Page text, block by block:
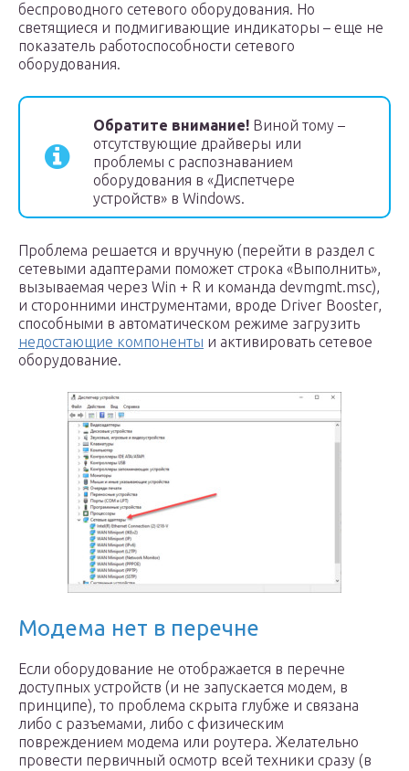
беспроводного сетевого оборудования. Но
светящиеся и подмигивающие индикаторы – еще не
показатель работоспособности сетевого
оборудования.
Обратите внимание! Виной тому –
отсутствующие драйверы или
проблемы с распознаванием
оборудования в «Диспетчере
устройств» в Windows.
Проблема решается и вручную (перейти в раздел с
сетевыми адаптерами поможет строка «Выполнить»,
вызываемая через Win + R и команда devmgmt.msc),
и сторонними инструментами, вроде Driver Booster,
способными в автоматическом режиме загрузить
недостающие компоненты и активировать сетевое
оборудование.
Модема нет в перечне
Если оборудование не отображается в перечне
доступных устройств (и не запускается модем, в
принципе), то проблема скрыта глубже и связана
либо с разъемами, либо с физическим
повреждением модема или роутера. Желательно
провести первичный осмотр всей техники сразу (в